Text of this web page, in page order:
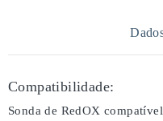
Compatibilidade:
Sonda de RedOX